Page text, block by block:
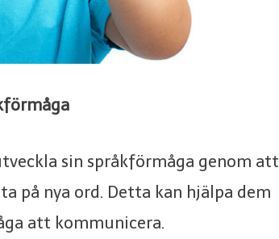
sin språkförmåga genom att
på nya ord. Detta kan hjälpa dem
att kommunicera.